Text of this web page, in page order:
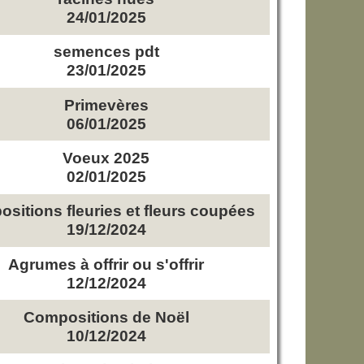
24/01/2025
semences pdt
23/01/2025
Primevères
06/01/2025
Voeux 2025
02/01/2025
fleuries et fleurs coupées
19/12/2024
Agrumes à offrir ou s'offrir
12/12/2024
Compositions de Noël
10/12/2024